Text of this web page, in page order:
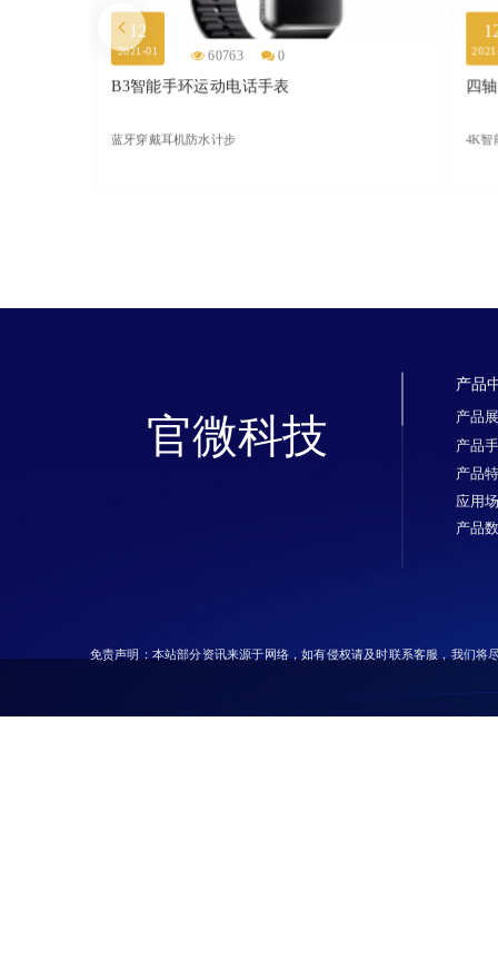
12
2021-01 60763 0
B3智能手环运动电话手表
蓝牙穿戴耳机防水计步
四
4K智
免责声明：本站部分资讯来源于网络，如有侵权请及时联系客服，我们将
产品
产品
应用
产品
产品
产品
官微科技